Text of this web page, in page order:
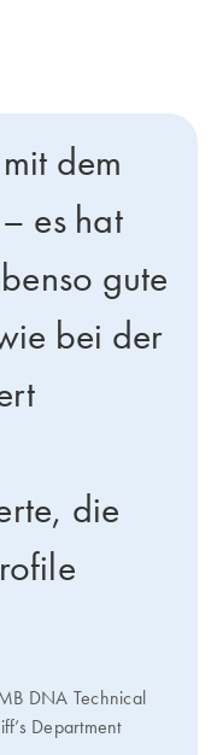
dem
es hat
gute
bei der
die
DNA Technical
Department